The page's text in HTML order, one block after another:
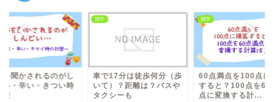
17分は徒歩何分（歩
）？距離は？バスや
ーも
雑学
60点満点を100点に換算
すると？100点を60点満
点に変換する計...
雑学
愚痴を聞かされるの
んどい・辛い・きつ
の対策